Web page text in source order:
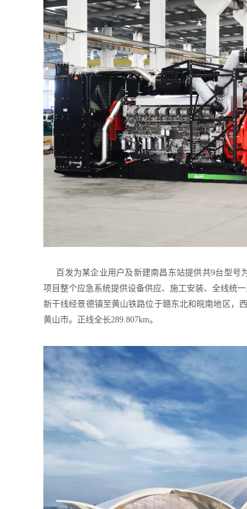
百发为某企业用户及新建南昌东站提供共9台型号
项目整个应急系统提供设备供应、施工安装、全线统一
新干线经景德镇至黄山铁路位于赣东北和皖南地区，
黄山市。正线全长289.807km。